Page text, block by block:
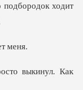
подбородок ходит